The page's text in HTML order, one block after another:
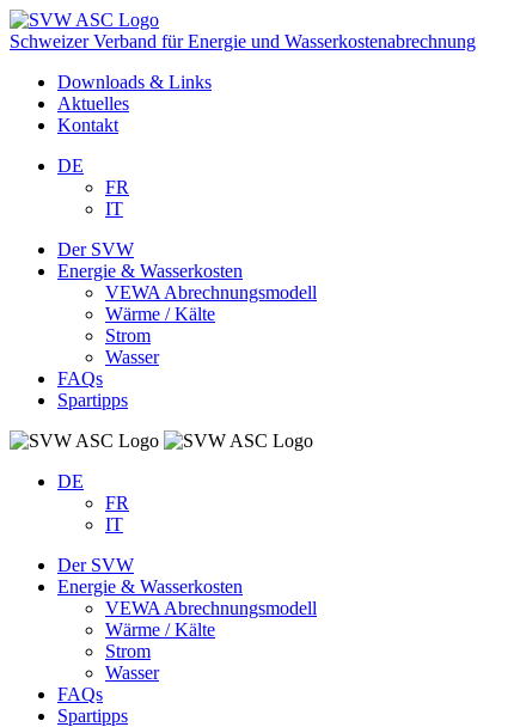
Schweizer Verband für Energie und Wasserkostenabrechnung
Downloads & Links
Aktuelles
Kontakt
DE
FR
IT
Der SVW
Energie & Wasserkosten
VEWA Abrechnungsmodell
Wärme / Kälte
Strom
Wasser
FAQs
Spartipps
DE
FR
IT
Der SVW
Energie & Wasserkosten
VEWA Abrechnungsmodell
Wärme / Kälte
Strom
Wasser
FAQs
Spartipps